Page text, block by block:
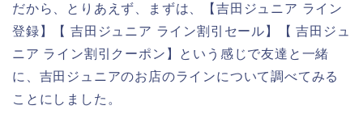
だから、とりあえず、まずは、【吉田ジュニア ライン
登録】【 吉田ジュニア ライン割引セール】【 吉田ジュ
ニア ライン割引クーポン】という感じで友達と一緒
に、吉田ジュニアのお店のラインについて調べてみる
ことにしました。